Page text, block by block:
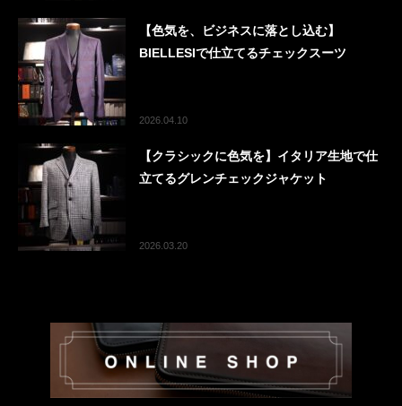
【色気を、ビジネスに落とし込む】
BIELLESIで仕立てるチェックスーツ
2026.04.10
【クラシックに色気を】イタリア生地で仕
立てるグレンチェックジャケット
2026.03.20